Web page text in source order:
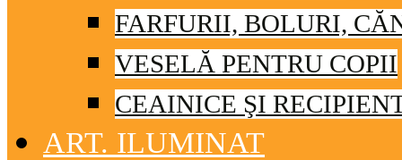
FARFURII, BOLURI,
VESELĂ PENTRU COPII
CEAINICE ŞI
ART. ILUMINAT